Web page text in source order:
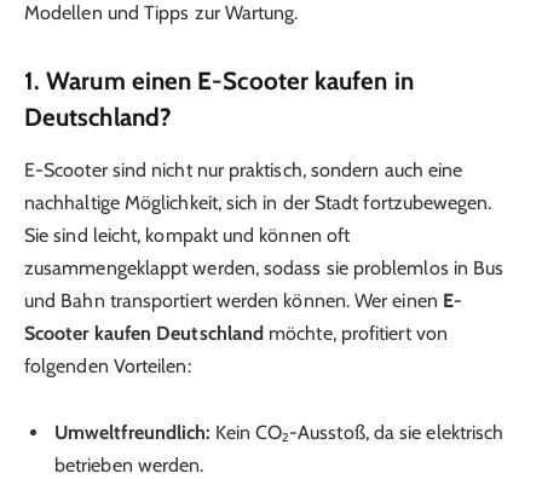
Modellen und Tipps zur Wartung.
1. Warum einen E-Scooter kaufen in
Deutschland?
E-Scooter sind nicht nur praktisch, sondern auch eine
nachhaltige Möglichkeit, sich in der Stadt fortzubewegen.
Sie sind leicht, kompakt und können oft
zusammengeklappt werden, sodass sie problemlos in Bus
und Bahn transportiert werden können. Wer einen E-
Scooter kaufen Deutschland möchte, profitiert von
folgenden Vorteilen:
Umweltfreundlich: Kein CO₂-Ausstoß, da sie elektrisch
betrieben werden.